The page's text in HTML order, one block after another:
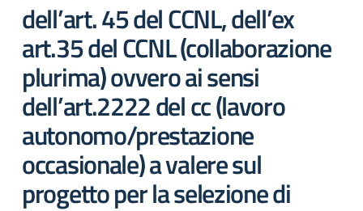
dell’art. 45 del CCNL, dell’ex
art.35 del CCNL (collaborazione
plurima) ovvero ai sensi
dell’art.2222 del cc (lavoro
autonomo/prestazione
occasionale) a valere sul
progetto per la selezione di